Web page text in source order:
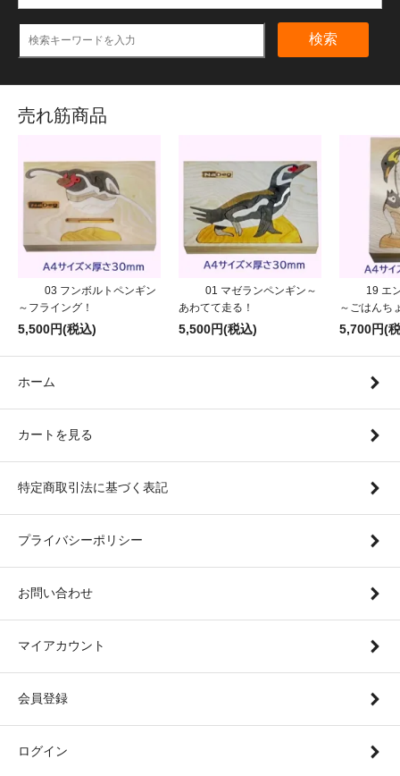
検索
売れ筋商品
03 フンボルトペンギン
～フライング！
5,500円(税込)
01 マゼランペンギン～
あわてて走る！
5,500円(税込)
19 エ
～ごはんち
5,700円(
ホーム
カートを見る
特定商取引法に基づく表記
プライバシーポリシー
お問い合わせ
マイアカウント
会員登録
ログイン